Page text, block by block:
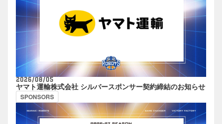
2026/08/05
ヤマト運輸株式会社 シルバースポンサー契約締結のお知らせ
SPONSORS